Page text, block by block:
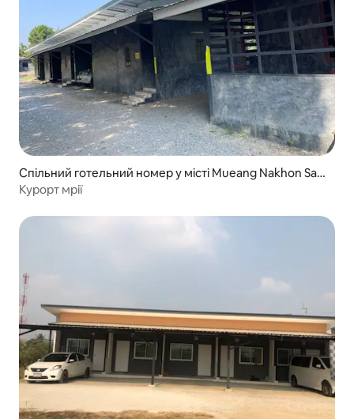
Спільний готельний номер у місті Mueang Nakhon Saw
an
Курорт мрії